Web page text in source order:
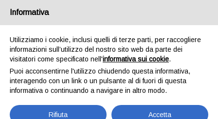
FacebookYouTube
Informativa
Utilizziamo i cookie, inclusi quelli di terze parti, per raccogliere
informazioni sull’utilizzo del nostro sito web da parte dei
visitatori come specificato nell'informativa sui cookie.
Puoi acconsentirne l'utilizzo chiudendo questa informativa,
interagendo con un link o un pulsante al di fuori di questa
informativa o continuando a navigare in altro modo.
Rifiuta Accetta